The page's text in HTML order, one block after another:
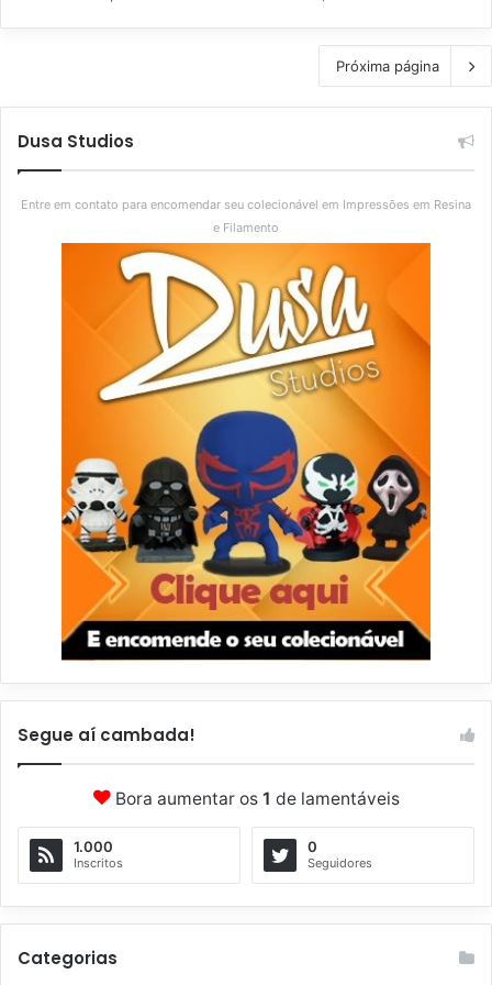
Próxima página
Dusa Studios
Entre em contato para encomendar seu colecionável em Impressões em Resina
e Filamento
Segue aí cambada!
Bora aumentar os 1 de lamentáveis
1.000
Inscritos
0
Seguidores
Categorias